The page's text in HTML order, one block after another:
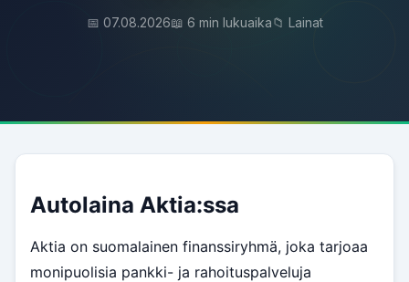
📅 07.08.2026📖 6 min lukuaika📁 Lainat
Autolaina Aktia:ssa
Aktia on suomalainen finanssiryhmä, joka tarjoaa
monipuolisia pankki- ja rahoituspalveluja